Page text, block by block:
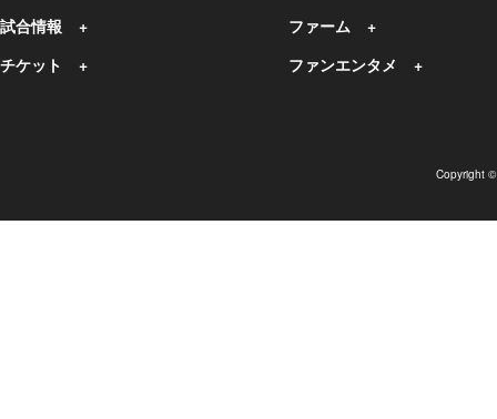
試合情報
チケット
ファーム
ファンエンタメ
Copyright